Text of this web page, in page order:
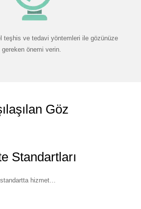
teşhis ve tedavi yöntemleri ile gözünüze
gereken önemi verin.
Göz
Standartları
standartta hizmet…